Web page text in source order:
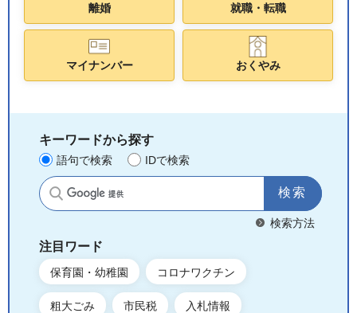
離婚 就職・転職
マイナンバー おくやみ
キーワードから探す
語句で検索 IDで検索
サイト内検索
検索方法
注目ワード
保育園・幼稚園 コロナワクチン
粗大ごみ 市民税 入札情報